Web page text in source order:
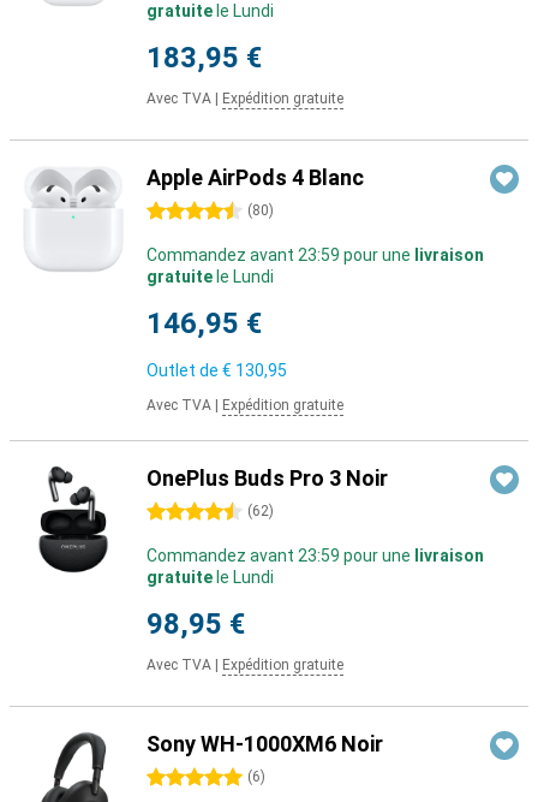
gratuite le Lundi
183,95 €
Avec TVA Expédition gratuite
Apple AirPods 4 Blanc
4.5 étoiles (80)
Commandez avant 23:59 pour une livraison
gratuite le Lundi
146,95 €
Outlet de € 130,95
Avec TVA Expédition gratuite
OnePlus Buds Pro 3 Noir
4.5 étoiles (62)
Commandez avant 23:59 pour une livraison
gratuite le Lundi
98,95 €
Avec TVA Expédition gratuite
Sony WH-1000XM6 Noir
5 étoiles (6)